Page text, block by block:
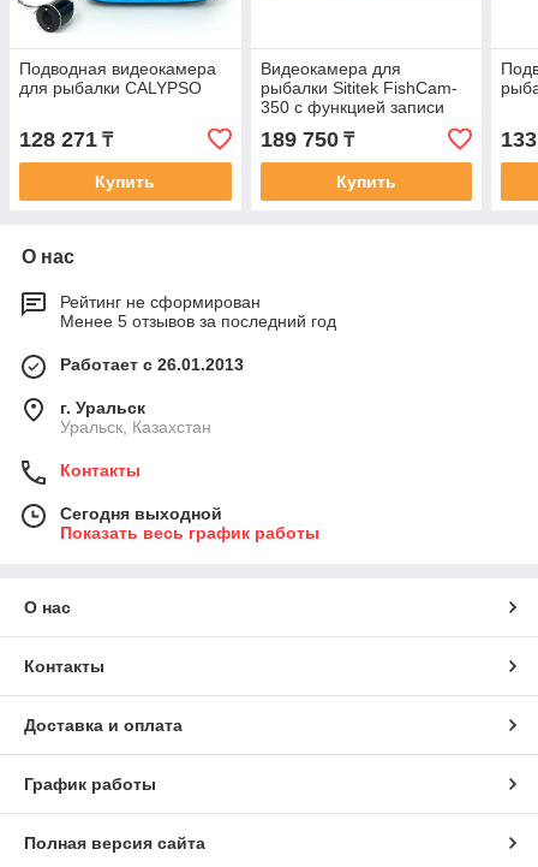
Подводная видеокамера
для рыбалки CALYPSO
128 271 ₸
Купить
Видеокамера для
рыбалки Sititek FishCam-
350 с функцией записи
189 750₸
Купить
О нас
Рейтинг не сформирован
Менее 5 отзывов за последний год
Работает с 26.01.2013
г. Уральск
Уральск, Казахстан
Контакты
Сегодня выходной
Показать весь график работы
О нас
Контакты
Доставка и оплата
График работы
Полная версия сайта